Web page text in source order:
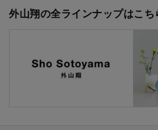
外山翔の全ラインナップはこち